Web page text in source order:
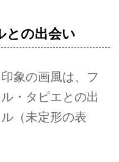
の出会い
象の画風は、フ
・タピエとの出
（未定形の表